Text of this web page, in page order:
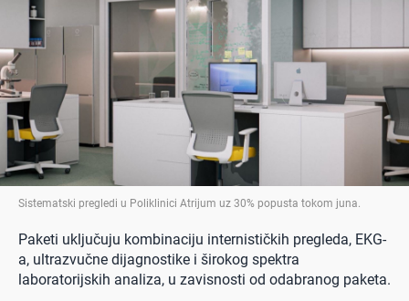
Sistematski pregledi u Poliklinici Atrijum uz 30% popusta tokom juna.
Paketi uključuju kombinaciju internističkih pregleda, EKG-
a, ultrazvučne dijagnostike i širokog spektra
laboratorijskih analiza, u zavisnosti od odabranog paketa.